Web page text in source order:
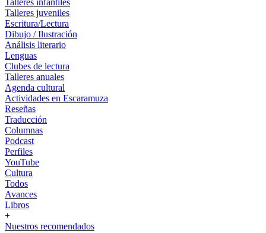
Talleres infantiles
Talleres juveniles
Escritura/Lectura
Dibujo / Ilustración
Análisis literario
Lenguas
Clubes de lectura
Talleres anuales
Agenda cultural
Actividades en Escaramuza
Reseñas
Traducción
Columnas
Podcast
Perfiles
YouTube
Cultura
Todos
Avances
Libros
+
Nuestros recomendados